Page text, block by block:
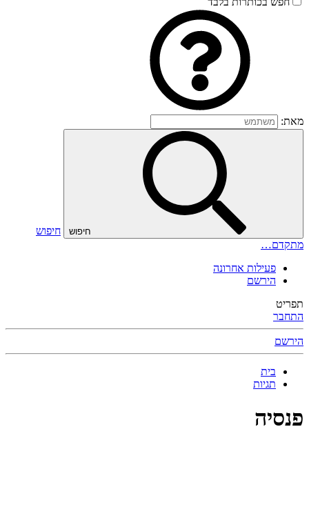
מאת:
חיפוש
חיפוש
מתקדם…
פעילות אחרונה
הירשם
תפריט
התחבר
הירשם
בית
תגיות
פנסיה